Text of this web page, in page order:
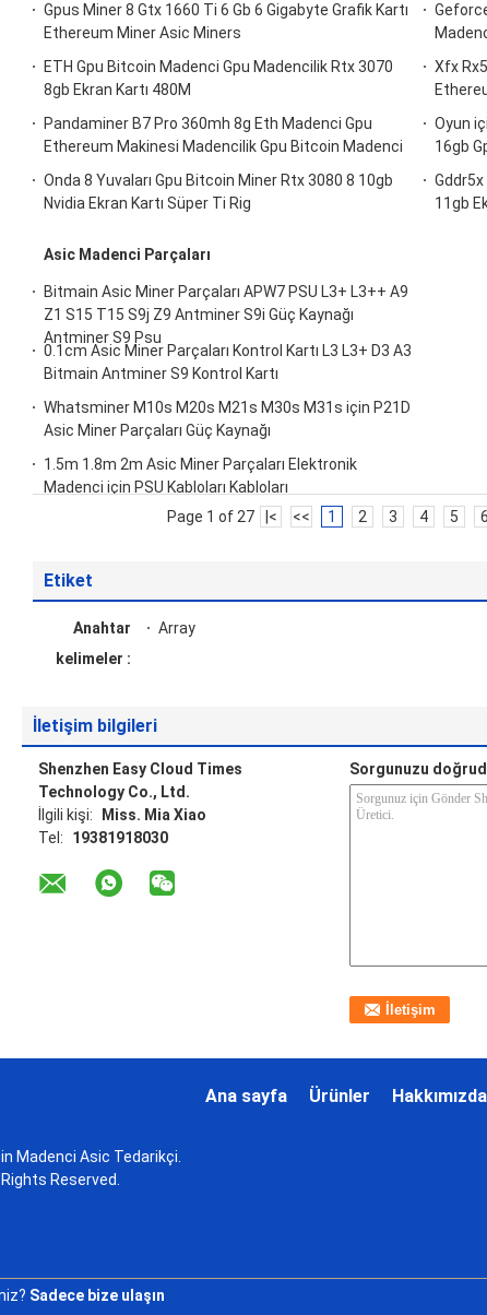
Gpus Miner 8 Gtx 1660 Ti 6 Gb 6 Gigabyte Grafik Kartı
Ethereum Miner Asic Miners
ETH Gpu Bitcoin Madenci Gpu Madencilik Rtx 3070
8gb Ekran Kartı 480M
Pandaminer B7 Pro 360mh 8g Eth Madenci Gpu
Ethereum Makinesi Madencilik Gpu Bitcoin Madenci
Onda 8 Yuvaları Gpu Bitcoin Miner Rtx 3080 8 10gb
Nvidia Ekran Kartı Süper Ti Rig
Xfx
Oyun
16gb
11gb
Asic Madenci Parçaları
Bitmain Asic Miner Parçaları APW7 PSU L3+ L3++ A9
Z1 S15 T15 S9j Z9 Antminer S9i Güç Kaynağı
Antminer S9 Psu
0.1cm Asic Miner Parçaları Kontrol Kartı L3 L3+ D3 A3
Bitmain Antminer S9 Kontrol Kartı
Whatsminer M10s M20s M21s M30s M31s için P21D
Asic Miner Parçaları Güç Kaynağı
1.5m 1.8m 2m Asic Miner Parçaları Elektronik
Madenci için PSU Kabloları Kabloları
Page 1 of 27
|< << 1 2 3 4 5 6
Etiket
Anahtar
kelimeler :
Array
İletişim bilgileri
Shenzhen Easy Cloud Times
Technology Co., Ltd.
İlgili kişi:
Miss. Mia Xiao
Tel:
19381918030
Sorgunuzu
Hakkımızda
Ürünler
Ana sayfa
Madenci Asic Tedarikçi.
Reserved.
Sadece bize ulaşın